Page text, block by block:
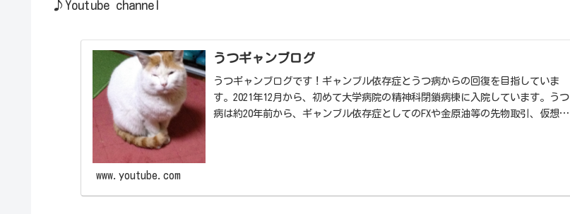
♪Youtube channel
うつギャンブログ
うつギャンブログです！ギャンブル依存症とうつ病からの回復を目指していま
す。2021年12月から、初めて大学病院の精神科閉鎖病棟に入院しています。うつ
病は約20年前から、ギャンブル依存症としてのFXや金原油等の先物取引、仮想通
www.youtube.com